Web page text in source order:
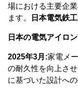
場における主要企
ます。
日本電気鉄
日本の電気アイロ
2025年3月:家電メ
の耐久性を向上さ
に基づいた設計へ